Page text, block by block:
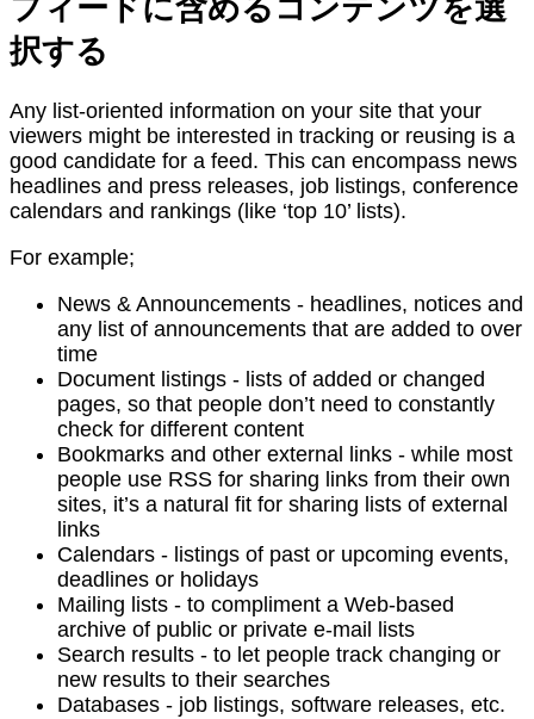
フィードに含めるコンテンツを選
択する
Any list-oriented information on your site that your
viewers might be interested in tracking or reusing is a
good candidate for a feed. This can encompass news
headlines and press releases, job listings, conference
calendars and rankings (like ‘top 10’ lists).
For example;
News & Announcements - headlines, notices and
any list of announcements that are added to over
time
Document listings - lists of added or changed
pages, so that people don’t need to constantly
check for different content
Bookmarks and other external links - while most
people use RSS for sharing links from their own
sites, it’s a natural fit for sharing lists of external
links
Calendars - listings of past or upcoming events,
deadlines or holidays
Mailing lists - to compliment a Web-based
archive of public or private e-mail lists
Search results - to let people track changing or
new results to their searches
Databases - job listings, software releases, etc.